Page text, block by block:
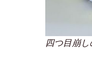
四つ目崩し